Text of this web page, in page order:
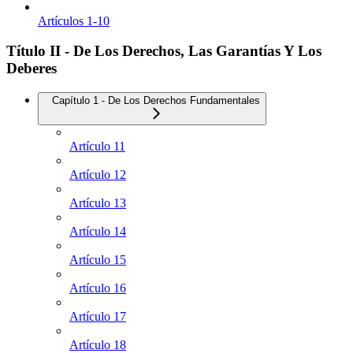
Artículos 1-10
Título II - De Los Derechos, Las Garantías Y Los
Deberes
Capítulo 1 - De Los Derechos Fundamentales
Artículo 11
Artículo 12
Artículo 13
Artículo 14
Artículo 15
Artículo 16
Artículo 17
Artículo 18